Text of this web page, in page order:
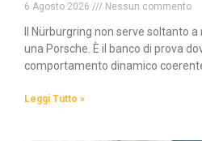
6 Agosto 2026 Nessun commento
Il Nürburgring non serve soltanto
una Porsche. È il banco di prova
comportamento dinamico
Leggi Tutto »